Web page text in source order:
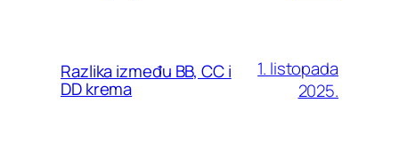
Razlika između BB, CC i
DD krema
1. listopada
2025.